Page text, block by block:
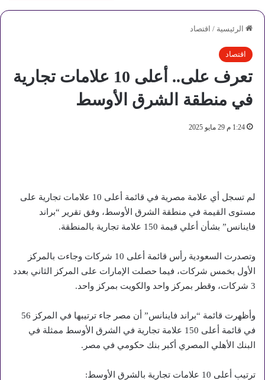
الرئيسية / اقتصاد
اقتصاد
تعرف على.. أعلى 10 علامات تجارية
في منطقة الشرق الأوسط
1:24 م 29 مايو 2025
لم تسجل أي علامة مصرية في قائمة أعلى 10 علامات تجارية على
مستوى القيمة في منطقة الشرق الأوسط، وفق تقرير “براند
فاينانس” بشأن أعلي قيمة 150 علامة تجارية بالمنطقة.
وتصدرت السعودية رأس قائمة أعلى 10 شركات وجاءت بالمركز
الأول بخمس شركات، فيما حصلت الإمارات على المركز الثاني بعدد
3 شركات، وقطر بمركز واحد والكويت بمركز واحد.
وأظهرت قائمة “براند فاينانس” أن مصر جاء ترتيبها في المركز 56
في قائمة أعلى 150 علامة تجارية في الشرق الأوسط ممثلة في
البنك الأهلي المصري أكبر بنك حكومي في مصر.
ترتيب أعلى 10 علامات تجارية بالشرق الأوسط: